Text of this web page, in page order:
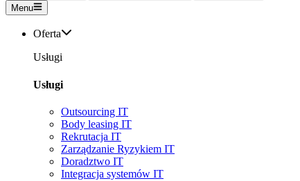
Menu
Oferta
Usługi
Usługi
Outsourcing IT
Body leasing IT
Rekrutacja IT
Zarządzanie Ryzykiem IT
Doradztwo IT
Integracja systemów IT